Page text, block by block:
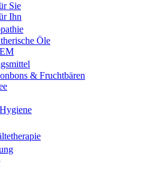
Sie
Ihn
Öle
& Fruchtbären